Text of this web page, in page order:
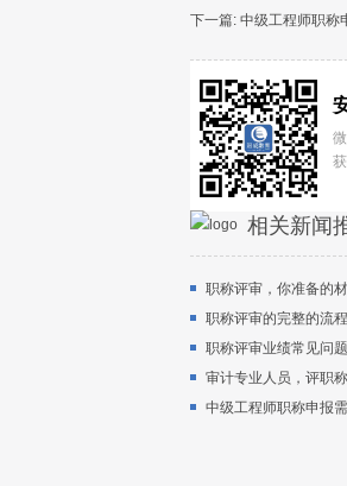
下一篇: 中级工程师职称
相关新闻
职称评审，你准备的
职称评审的完整的流程
职称评审业绩常见问
审计专业人员，评职
中级工程师职称申报